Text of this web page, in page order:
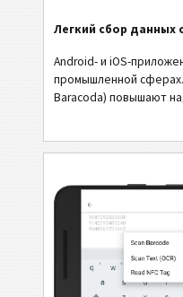
Легкий сбор
Android- и iOS-
промышленной сферах.
Baracoda) повышают